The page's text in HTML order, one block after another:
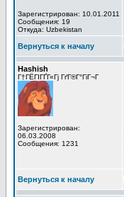
Зарегистрирован: 10.01.2011
Сообщения: 19
Откуда: Uzbekistan
Вернуться к началу
Hashish
Г†ГЁГІГҐГ«Гј ГґГ®Г°ГіГ¬Г
Зарегистрирован:
06.03.2008
Сообщения: 1231
Вернуться к началу